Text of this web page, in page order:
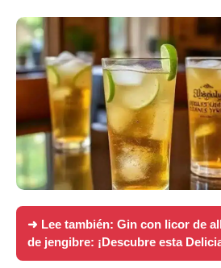
➜ Lee también: Gin con licor de
de jengibre: ¡Descubre esta